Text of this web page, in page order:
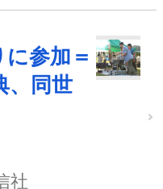
参加＝
、同世
社